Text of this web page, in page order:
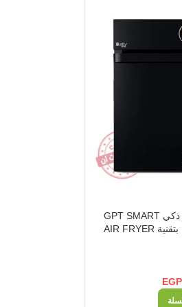
بيورتي فرن بلت إن كهرباء ذكي GPT SMART
60CM سعة 73 لتر ديجيتال بتقنية AIR FRYER
EGP